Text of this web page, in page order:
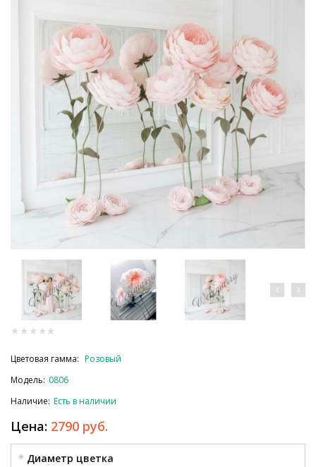
Цветовая гамма: Розовый
Модель: 0806
Наличие: Есть в наличии
Цена: 2790 руб.
Диаметр цветка